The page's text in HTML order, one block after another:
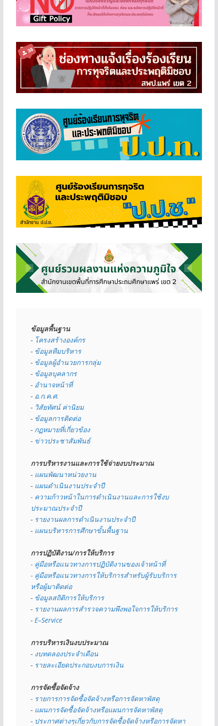
ข้อมูลพื้นฐาน
- โครงสร้างองค์กร
- ข้อมูลทีมบริหาร
- ข้อมูลผู้อำนวยการกลุ่ม
- ข้อมูลบุคลากร
- อำนาจหน้าที่
- อ.ก.ค.ศ.
- วิสัยทัศน์ ค่านิยม
- ข้อมูลการติดต่อ
- กฏหมายที่เกี่ยวข้อง
- ข่าวประชาสัมพันธ์
การบริหารงานและการใช้จ่ายงบประมาณ
- แผนพัฒนาหน่วยงาน
- แผนดำเนินงานประจำปี
- ความก้าวหน้าในการดำเนินงานและการใช้งบ
ประมาณประจำปี
- รายงานผลการดำเนินงานประจำปี
- แผนบริหารการศึกษาขั้นพื้นฐาน
การปฏิบัติงาน/การให้บริการ
- คู่มือหรือแนวทางการปฏิบัติงานของเจ้าหน้าที่
- คู่มือหรือแนวทางการให้บริการสำหรับผู้รับบริการ
หรือผู้มาติดต่อ
- ข้อมูลสถิติการให้บริการ
- รายงานผลการสำรวจความพึงพอใจการให้บริการ
- E–Service
การบริหารเงินงบประมาณ
- งบทดลองประจำเดือน
- รายละเอียดประกอบงบการเงิน
การจัดซื้อจัดจ้าง
- รายการการจัดซื้อจัดจ้างหรือการจัดหาพัสดุ
- แผนการจัดซื้อจัดจ้างหรือแผนการจัดหาพัสดุ
- ประกาศต่างๆเกี่ยวกับการจัดซื้อจัดจ้างหรือการจัดหา